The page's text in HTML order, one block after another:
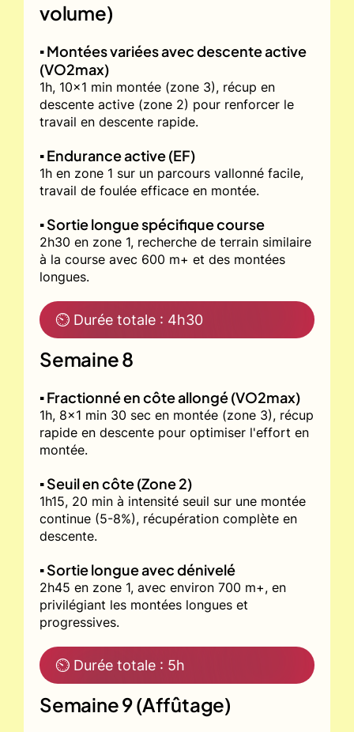
volume)
▪️ Montées variées avec descente active
(VO2max)
1h, 10x1 min montée (zone 3), récup en
descente active (zone 2) pour renforcer le
travail en descente rapide.
▪️ Endurance active (EF)
1h en zone 1 sur un parcours vallonné facile,
travail de foulée efficace en montée.
▪️ Sortie longue spécifique course
2h30 en zone 1, recherche de terrain similaire
à la course avec 600 m+ et des montées
longues.
⏲ Durée totale : 4h30
Semaine 8
▪️ Fractionné en côte allongé (VO2max)
1h, 8x1 min 30 sec en montée (zone 3), récup
rapide en descente pour optimiser l'effort en
montée.
▪️ Seuil en côte (Zone 2)
1h15, 20 min à intensité seuil sur une montée
continue (5-8%), récupération complète en
descente.
▪️ Sortie longue avec dénivelé
2h45 en zone 1, avec environ 700 m+, en
privilégiant les montées longues et
progressives.
⏲ Durée totale : 5h
Semaine 9 (Affûtage)